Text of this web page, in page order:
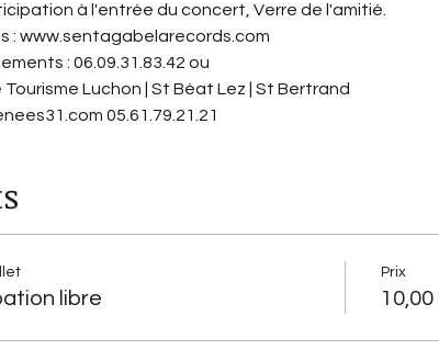
à l'entrée du concert, Verre de l'amitié.
: www.sentagabelarecords.com
: 06.09.31.83.42 ou
Luchon | St Béat Lez | St Bertrand
05.61.79.21.21
libre
Prix
10,00